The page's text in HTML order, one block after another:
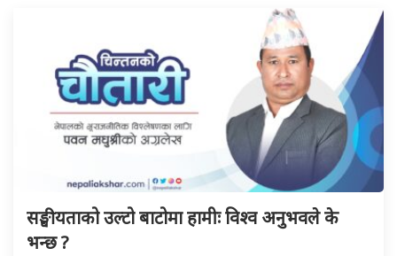
सङ्घीयताको उल्टो बाटोमा हामीः विश्व अनुभवले के
भन्छ ?